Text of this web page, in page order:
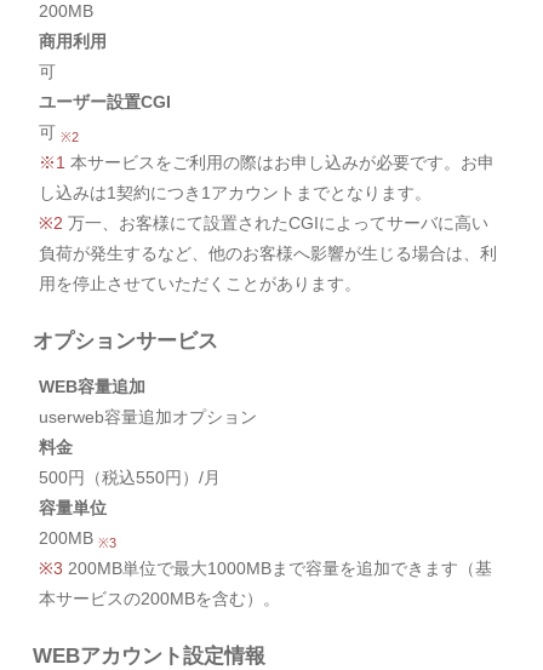
200MB
商用利用
可
ユーザー設置CGI
可 ※2
※1 本サービスをご利用の際はお申し込みが必要です。お申
し込みは1契約につき1アカウントまでとなります。
※2 万一、お客様にて設置されたCGIによってサーバに高い
負荷が発生するなど、他のお客様へ影響が生じる場合は、利
用を停止させていただくことがあります。
オプションサービス
WEB容量追加
userweb容量追加オプション
料金
500円（税込550円）/月
容量単位
200MB ※3
※3 200MB単位で最大1000MBまで容量を追加できます（基
本サービスの200MBを含む）。
WEBアカウント設定情報